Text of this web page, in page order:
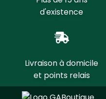
d'existence
Livraison à domicile
et points relais